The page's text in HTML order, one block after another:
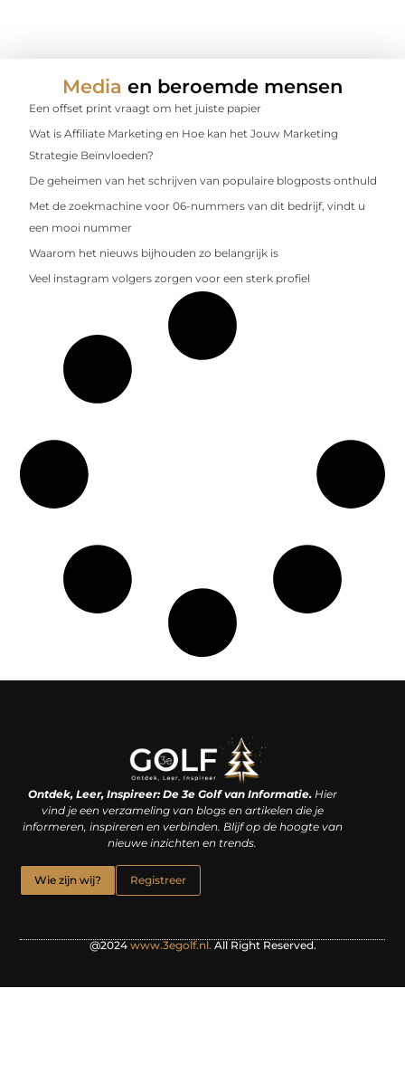
Media en beroemde mensen
Een offset print vraagt om het juiste papier
Wat is Affiliate Marketing en Hoe kan het Jouw Marketing
Strategie Beïnvloeden?
De geheimen van het schrijven van populaire blogposts onthuld
Met de zoekmachine voor 06-nummers van dit bedrijf, vindt u
een mooi nummer
Waarom het nieuws bijhouden zo belangrijk is
Veel instagram volgers zorgen voor een sterk profiel
Ontdek, Leer, Inspireer: De 3e Golf van Informatie.Hier
vind je een verzameling van blogs en artikelen die je
informeren, inspireren en verbinden. Blijf op de hoogte van
nieuwe inzichten en trends.
Wie zijn wij? Registreer
@2024 www.3egolf.nl. All Right Reserved.